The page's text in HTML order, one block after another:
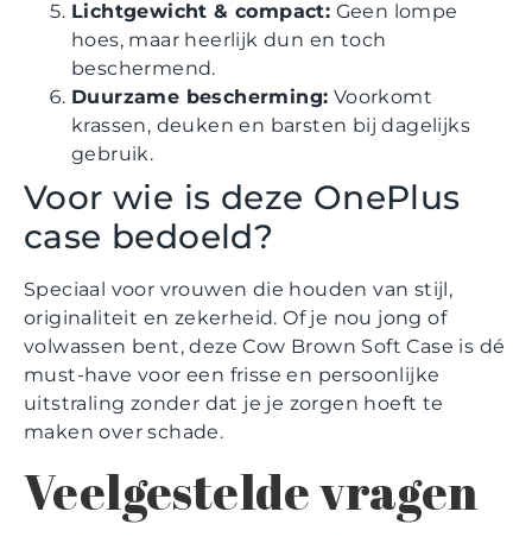
Lichtgewicht & compact: Geen lompe
hoes, maar heerlijk dun en toch
beschermend.
Duurzame bescherming: Voorkomt
krassen, deuken en barsten bij dagelijks
gebruik.
Voor wie is deze OnePlus
case bedoeld?
Speciaal voor vrouwen die houden van stijl,
originaliteit en zekerheid. Of je nou jong of
volwassen bent, deze Cow Brown Soft Case is dé
must-have voor een frisse en persoonlijke
uitstraling zonder dat je je zorgen hoeft te
maken over schade.
Veelgestelde vragen